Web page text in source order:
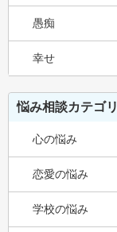
愚痴
幸せ
悩み相談カテゴ
心の悩み
恋愛の悩み
学校の悩み